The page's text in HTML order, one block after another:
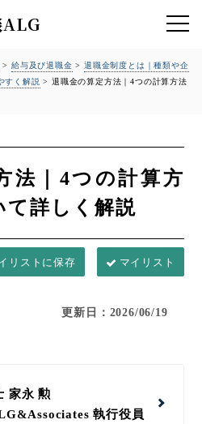
ALG
>給与及び退職金 >退職金制度とは｜種類や企
すく解説 >退職金の算定方法｜4つの計算方法
法｜4つの計算方
て詳しく解説
マイリスト
更新日：2026/06/19
家永 勲
執行役員